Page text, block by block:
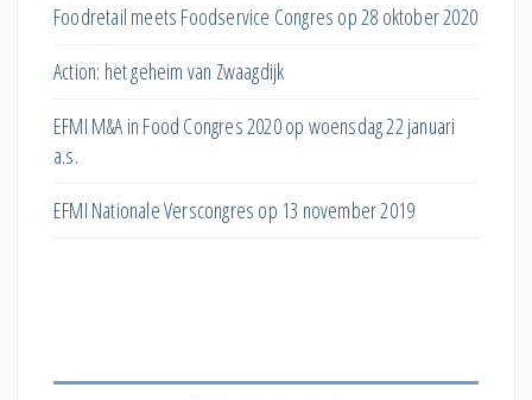
Foodretail meets Foodservice Congres op 28 oktober 2020
Action: het geheim van Zwaagdijk
EFMI M&A in Food Congres 2020 op woensdag 22 januari
a.s.
EFMI Nationale Verscongres op 13 november 2019